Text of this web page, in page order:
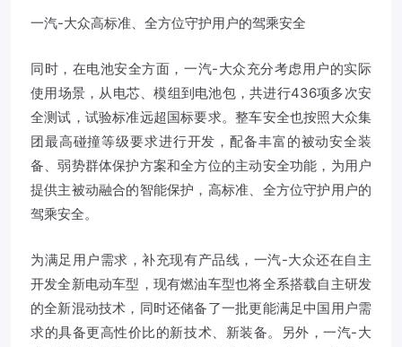
一汽-大众高标准、全方位守护用户的驾乘安全
同时，在电池安全方面，一汽-大众充分考虑用户的实际
使用场景，从电芯、模组到电池包，共进行436项多次安
全测试，试验标准远超国标要求。整车安全也按照大众集
团最高碰撞等级要求进行开发，配备丰富的被动安全装
备、弱势群体保护方案和全方位的主动安全功能，为用户
提供主被动融合的智能保护，高标准、全方位守护用户的
驾乘安全。
为满足用户需求，补充现有产品线，一汽-大众还在自主
开发全新电动车型，现有燃油车型也将全系搭载自主研发
的全新混动技术，同时还储备了一批更能满足中国用户需
求的具备更高性价比的新技术、新装备。另外，一汽-大